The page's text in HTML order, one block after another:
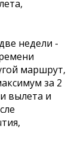
недели -
маршрут,
за 2
вылета и